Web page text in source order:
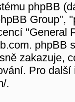
phpBB
Group",
"General
. phpBB
zakazuje,
Pro
.